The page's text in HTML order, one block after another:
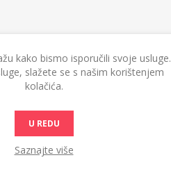
kako bismo isporučili svoje usluge.
slažete se s našim korištenjem
kolačića.
U REDU
Saznajte više